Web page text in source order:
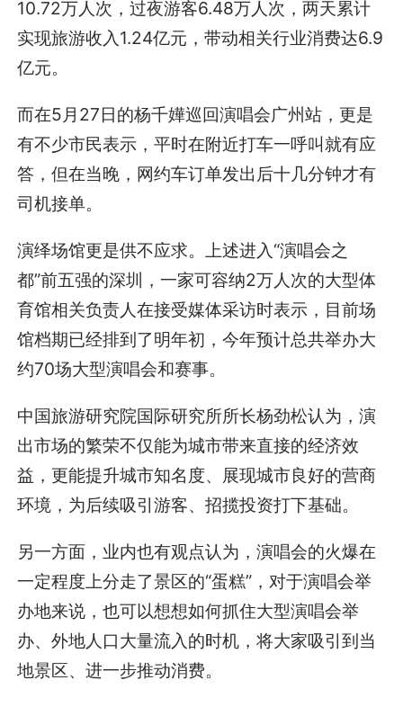
10.72万人次，过夜游客6.48万人次，两天累计
实现旅游收入1.24亿元，带动相关行业消费达6.9
亿元。
而在5月27日的杨千嬅巡回演唱会广州站，更是
有不少市民表示，平时在附近打车一呼叫就有应
答，但在当晚，网约车订单发出后十几分钟才有
司机接单。
演绎场馆更是供不应求。上述进入“演唱会之
都”前五强的深圳，一家可容纳2万人次的大型体
育馆相关负责人在接受媒体采访时表示，目前场
馆档期已经排到了明年初，今年预计总共举办大
约70场大型演唱会和赛事。
中国旅游研究院国际研究所所长杨劲松认为，演
出市场的繁荣不仅能为城市带来直接的经济效
益，更能提升城市知名度、展现城市良好的营商
环境，为后续吸引游客、招揽投资打下基础。
另一方面，业内也有观点认为，演唱会的火爆在
一定程度上分走了景区的“蛋糕”，对于演唱会举
办地来说，也可以想想如何抓住大型演唱会举
办、外地人口大量流入的时机，将大家吸引到当
地景区、进一步推动消费。